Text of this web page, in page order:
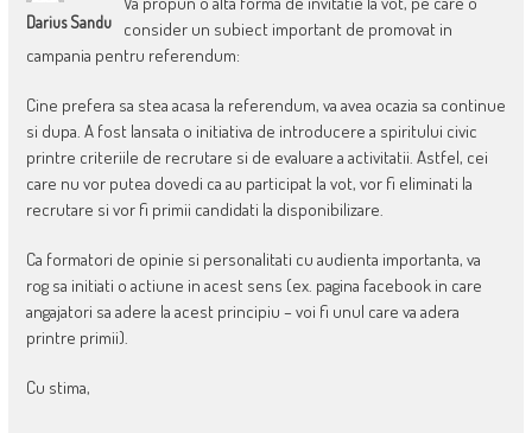
Darius Sandu
consider un subiect important de promovat in
campania pentru referendum:
Cine prefera sa stea acasa la referendum, va avea ocazia sa continue
si dupa. A fost lansata o initiativa de introducere a spiritului civic
printre criteriile de recrutare si de evaluare a activitatii. Astfel, cei
care nu vor putea dovedi ca au participat la vot, vor fi eliminati la
recrutare si vor fi primii candidati la disponibilizare.
Ca formatori de opinie si personalitati cu audienta importanta, va
rog sa initiati o actiune in acest sens (ex. pagina facebook in care
angajatori sa adere la acest principiu – voi fi unul care va adera
printre primii).
Cu stima,